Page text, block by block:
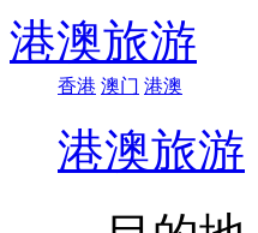
港澳旅游
香港 澳门 港澳
港澳旅游